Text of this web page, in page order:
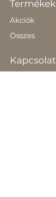
Termékek
Akciók
Összes
Kapcsolat